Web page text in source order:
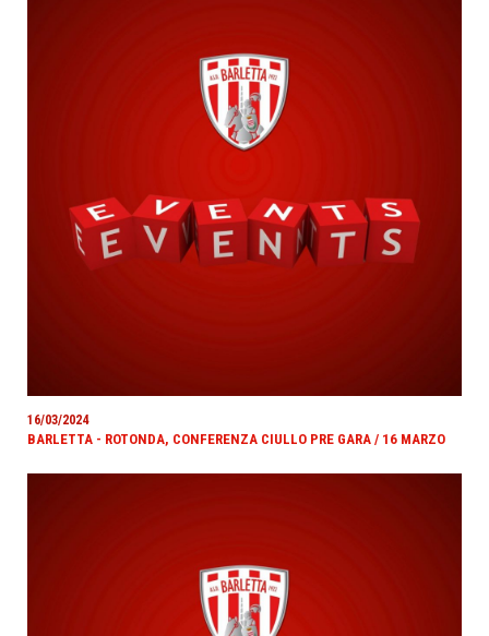
16/03/2024
BARLETTA - ROTONDA, CONFERENZA CIULLO PRE GARA / 16 MARZO